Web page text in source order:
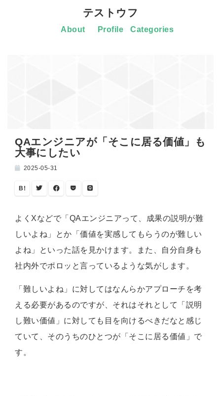
テストウフ
About Profile Categories
QAエンジニアが「そこに居る価値」も
大事にしたい
2025-05-31
B!
よくXなどで「QAエンジニアって、成果の説明が難
しいよね」とか「価値を実感してもらうのが難しい
よね」といった話を見かけます。また、自分自身も
社内外でポロッと言っているような気がします。
「難しいよね」に対してはなんらかアプローチを考
える必要があるのですが、それはそれとして「説明
し難い価値」に対しても目を向けるべきだなと感じ
ていて、そのうちのひとつが「そこに居る価値」で
す。